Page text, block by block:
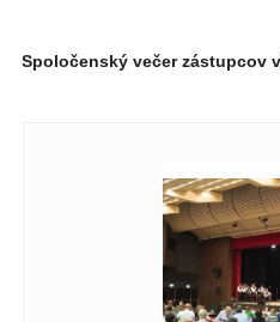
Spoločenský večer zástupcov